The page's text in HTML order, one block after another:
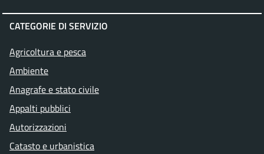
CATEGORIE DI SERVIZIO
Agricoltura e pesca
Ambiente
Anagrafe e stato civile
Appalti pubblici
Autorizzazioni
Catasto e urbanistica